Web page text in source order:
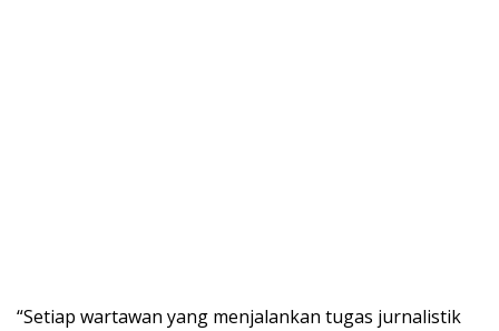
“Setiap wartawan yang menjalankan tugas jurnalistik